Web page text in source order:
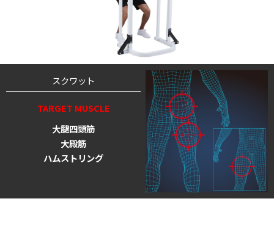
スクワット
TARGET MUSCLE
大腿四頭筋
大殿筋
ハムストリング